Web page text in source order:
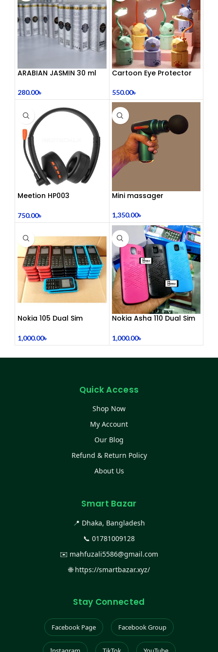
ARABIAN JASMIN 30 ml
280.00৳
Cartoon Eye Protector
550.00৳
Meetion HP003
Noise Cancelling Mic –
Comfortable Office Call
Dual 3.5mm Jack | Soft
Ear Cushion | Durable
Wired Headset for
Laptop & PC
750.00৳
Mini massager
1,350.00৳
Nokia 105 Dual Sim
1,000.00৳
Nokia Asha 110 Dual Sim
1,000.00৳
Quick Access
Shop Now
My Account
Our Blog
Refund & Return Policy
About Us
Smart Bazar
📍 Dhaka, Bangladesh
📞 01781009128
✉️ mahfuzali5586@gmail.com
🌐 https://smartbazar.xyz/
Stay Connected
Facebook Page Facebook Group